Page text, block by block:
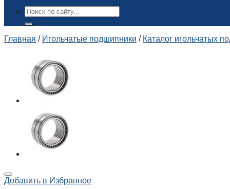
Поиск:
Главная / Игольчатые подшипники / Каталог игольчатых
Добавить в Избранное